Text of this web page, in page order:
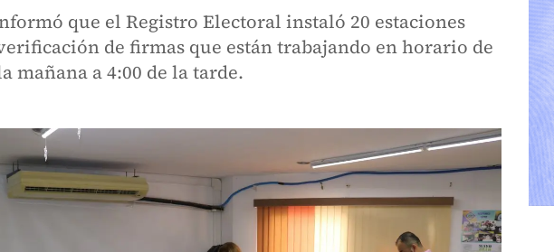
que el Registro Electoral instaló 20 estaciones
de firmas que están trabajando en horario de
mañana a 4:00 de la tarde.